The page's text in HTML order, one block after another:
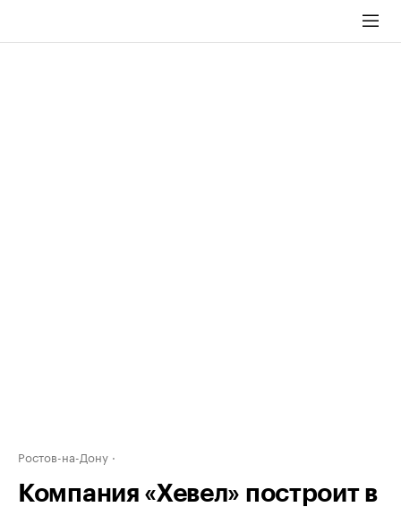
Ростов-на-Дону
Компания «Хевел» построит в